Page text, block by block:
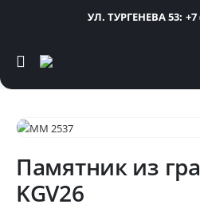
УЛ. ТУРГЕНЕВА 53: +7
Памятник из
KGV26